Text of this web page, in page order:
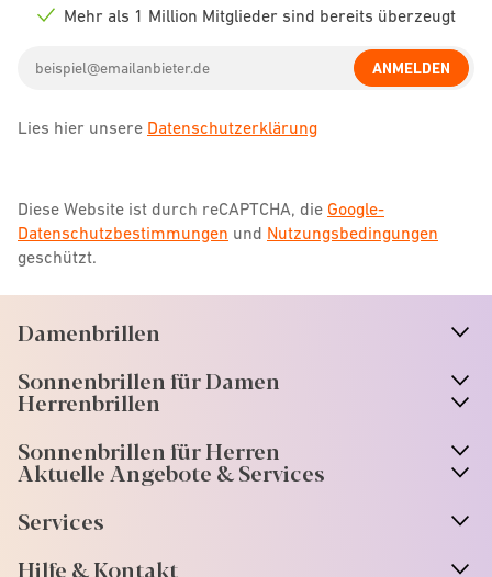
icon
Mehr als 1 Million Mitglieder sind bereits überzeugt
address
ANMELDEN
Lies hier unsere Datenschutzerklärung
Diese Website ist durch reCAPTCHA, die Google-
Datenschutzbestimmungen und Nutzungsbedingungen
geschützt.
Damenbrillen
Sonnenbrillen für Damen
Herrenbrillen
Sonnenbrillen für Herren
Aktuelle Angebote & Services
Services
Hilfe & Kontakt